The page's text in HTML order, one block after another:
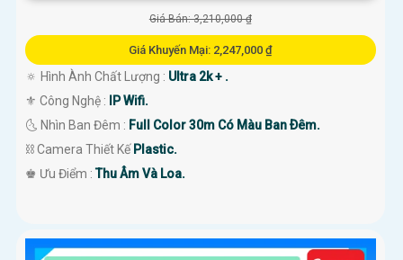
Giá Bán: 3,210,000 ₫
Giá Khuyến Mại: 2,247,000 ₫
🔅 Hình Ành Chất Lượng : Ultra 2k + .
⚜️ Công Nghệ :
IP Wifi.
🌜 Nhìn Ban Đêm : Full Color 30m Có Màu Ban Ðêm.
⛓ Camera Thiết Kế Plastic.
️♚ Ưu Điểm :Thu Âm Và Loa.